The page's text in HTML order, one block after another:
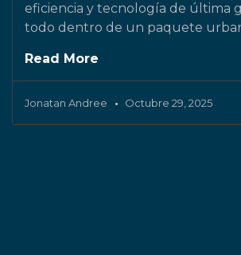
eficiencia y tecnología de última
todo dentro de un paquete
Read More
Jonatan Andree Octubre 29, 2025